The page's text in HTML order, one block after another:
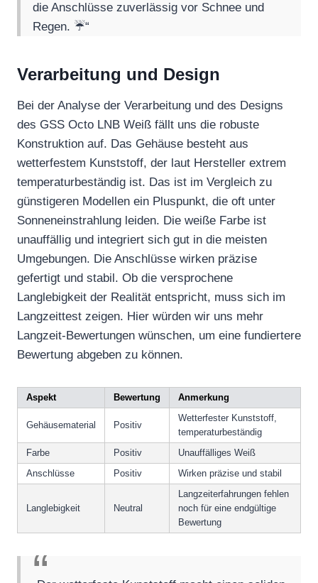
die Anschlüsse zuverlässig vor Schnee und
Regen. ☔️“
Verarbeitung und Design
Bei der Analyse der Verarbeitung und des Designs
des GSS Octo LNB Weiß fällt uns die robuste
Konstruktion auf. Das Gehäuse besteht aus
wetterfestem Kunststoff, der laut Hersteller extrem
temperaturbeständig ist. Das ist im Vergleich zu
günstigeren Modellen ein Pluspunkt, die oft unter
Sonneneinstrahlung leiden. Die weiße Farbe ist
unauffällig und integriert sich gut in die meisten
Umgebungen. Die Anschlüsse wirken präzise
gefertigt und stabil. Ob die versprochene
Langlebigkeit der Realität entspricht, muss sich im
Langzeittest zeigen. Hier würden wir uns mehr
Langzeit-Bewertungen wünschen, um eine fundiertere
Bewertung abgeben zu können.
Aspekt Bewertung Anmerkung
Gehäusematerial Positiv
Wetterfester Kunststoff,
temperaturbeständig
Farbe
Positiv
Unauffälliges Weiß
Anschlüsse
Positiv Wirken präzise und stabil
Langlebigkeit Neutral
Langzeiterfahrungen fehlen
noch für eine endgültige
Bewertung